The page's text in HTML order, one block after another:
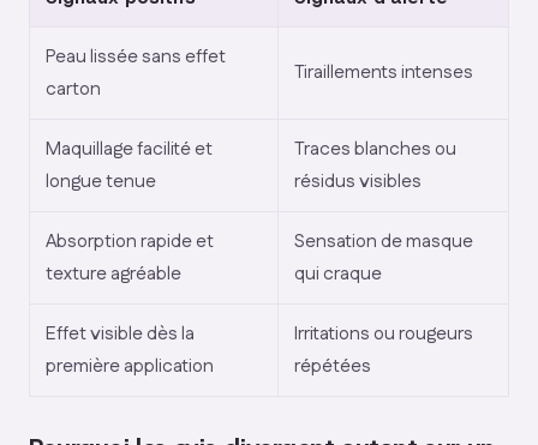
Peau lissée sans effet
carton
Tiraillements intenses
Maquillage facilité et
longue tenue
Traces blanches ou
résidus visibles
Absorption rapide et
texture agréable
Sensation de masque
qui craque
Effet visible dès la
première application
Irritations ou rougeurs
répétées